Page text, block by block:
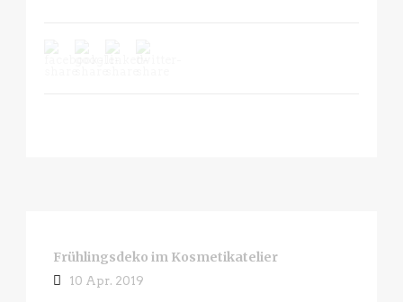
Frühlingsdeko im Kosmetikatelier
10 Apr. 2019